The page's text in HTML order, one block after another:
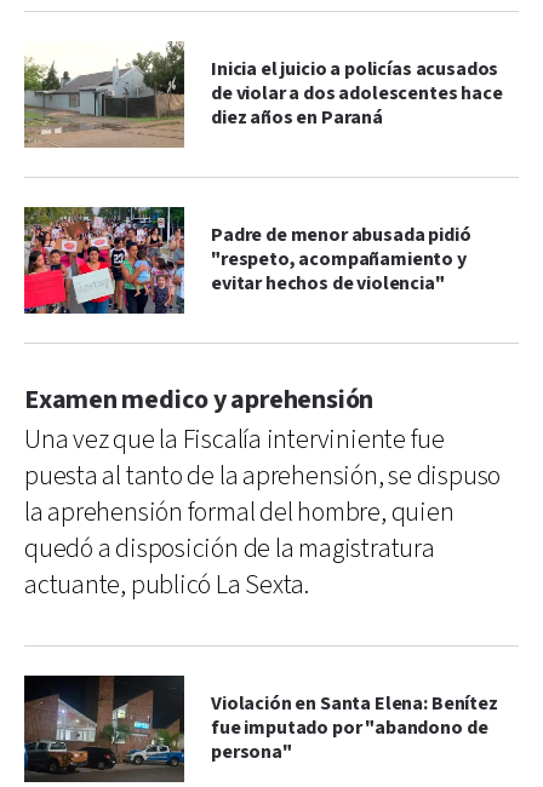
Inicia el juicio a policías acusados
de violar a dos adolescentes hace
diez años en Paraná
Padre de menor abusada pidió
"respeto, acompañamiento y
evitar hechos de violencia"
Examen medico y aprehensión
Una vez que la Fiscalía interviniente fue
puesta al tanto de la aprehensión, se dispuso
la aprehensión formal del hombre, quien
quedó a disposición de la magistratura
actuante, publicó La Sexta.
Violación en Santa Elena: Benítez
fue imputado por "abandono de
persona"